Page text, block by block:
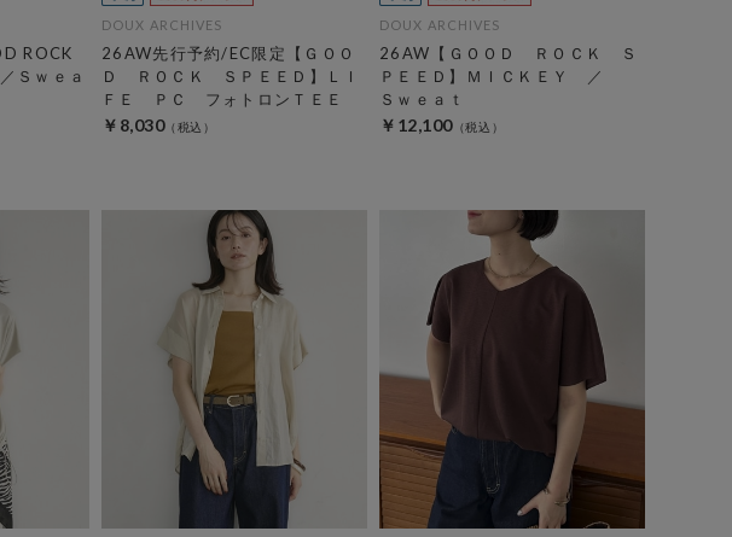
ROCK
Ｓｗｅａ
DOUX ARCHIVES
26AW先行予約/EC限定【ＧＯＯ
Ｄ ＲＯＣＫ ＳＰＥＥＤ】ＬＩ
ＦＥ ＰＣ フォトロンＴＥＥ
￥8,030
DOUX ARCHIVES
26AW【ＧＯＯＤ ＲＯＣＫ Ｓ
ＰＥＥＤ】ＭＩＣＫＥＹ ／
Ｓｗｅａｔ
￥12,100